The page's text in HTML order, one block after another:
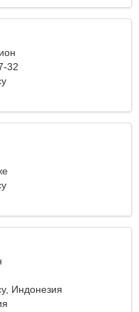
32
Индонезия